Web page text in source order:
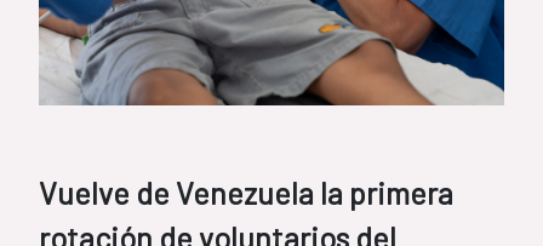
Vuelve de Venezuela la primera
rotación de voluntarios del